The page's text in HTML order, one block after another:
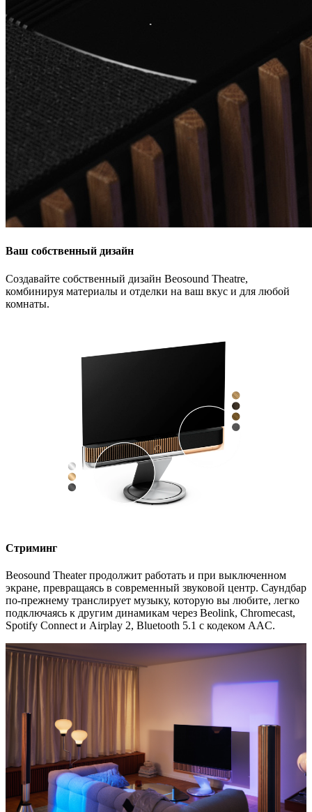
Ваш собственный дизайн
Создавайте собственный дизайн Beosound Theatre,
комбинируя материалы и отделки на ваш вкус и для любой
комнаты.
Стриминг
Beosound Theater продолжит работать и при выключенном
экране, превращаясь в современный звуковой центр. Саундбар
по-прежнему транслирует музыку, которую вы любите, легко
подключаясь к другим динамикам через Beolink, Chromecast,
Spotify Connect и Airplay 2, Bluetooth 5.1 с кодеком AAC.